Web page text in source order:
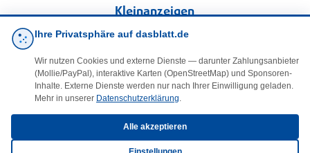
Kleinanzeigen
Folgen Sie uns!
facebook
Ihre Privatsphäre auf dasblatt.de
Wir nutzen Cookies und externe Dienste — darunter Zahlungsanbieter
(Mollie/PayPal), interaktive Karten (OpenStreetMap) und Sponsoren-
Inhalte. Externe Dienste werden nur nach Ihrer Einwilligung geladen.
Mehr in unserer Datenschutzerklärung.
Alle akzeptieren